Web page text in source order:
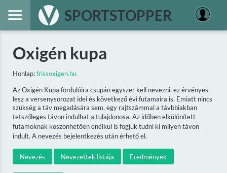
SPORTSTOPPER
Oxigén kupa
Honlap:frissoxigen.hu
Az Oxigén Kupa fordulóira csupán egyszer kell nevezni, ez érvényes
lesz a versenysorozat idei és következő évi futamaira is. Emiatt nincs
szükség a táv megadására sem, egy rajtszámmal a távbbiakban
tetszőleges távon indulhat a tulajdonosa. Az időben elkülönített
futamoknak köszönhetően enélkül is fogjuk tudni ki milyen távon
indult. A nevezés bejelentkezés után érhető el.
Nevezés Nevezettek listája Eredmények